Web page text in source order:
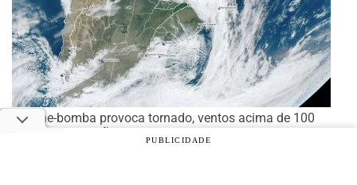
Ciclone-bomba provoca tornado, ventos acima de 100
km/h e suspensão de aulas em estados do Sul e Sudeste
PUBLICIDADE